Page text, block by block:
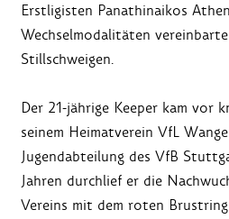
Erstligisten Panathinaikos
Wechselmodalitäten
Stillschweigen.
Der 21-jährige Keeper kam vor
seinem Heimatverein VfL
Jugendabteilung des VfB
Jahren durchlief er die
Vereins mit dem roten